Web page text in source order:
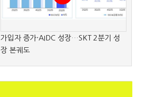
가입자 증가·AIDC 성장…SKT 2분기 성
장 본궤도